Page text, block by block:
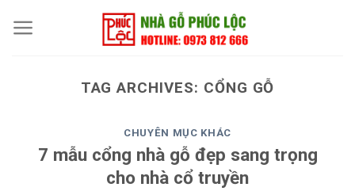
TAG ARCHIVES: CỔNG GỖ
CHUYÊN MỤC KHÁC
7 mẫu cổng nhà gỗ đẹp sang trọng
cho nhà cổ truyền